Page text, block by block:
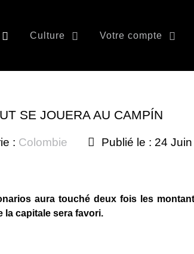
Culture Votre compte
SE JOUERA AU CAMPÍN
: Colombie Publié le : 24
aura touché deux fois les
la capitale sera favori.